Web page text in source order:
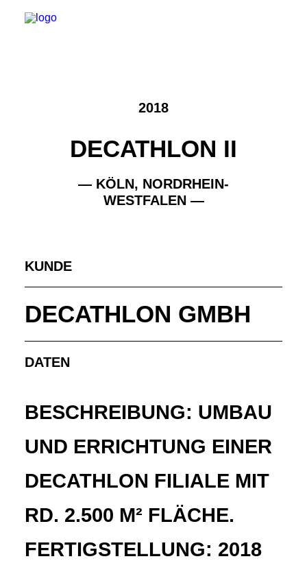
2018
DECATHLON II
— KÖLN, NORDRHEIN-
WESTFALEN —
KUNDE
DECATHLON GMBH
DATEN
BESCHREIBUNG: UMBAU
UND ERRICHTUNG EINER
DECATHLON FILIALE MIT
RD. 2.500 M² FLÄCHE.
FERTIGSTELLUNG: 2018